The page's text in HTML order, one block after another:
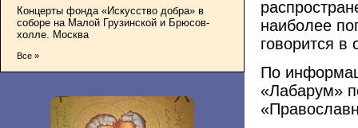
Концерты фонда «Искусство добра» в
соборе на Малой Грузинской и Брюсов-
холле. Москва
Все »
наиболее
говорится в
По
«Лабарум»